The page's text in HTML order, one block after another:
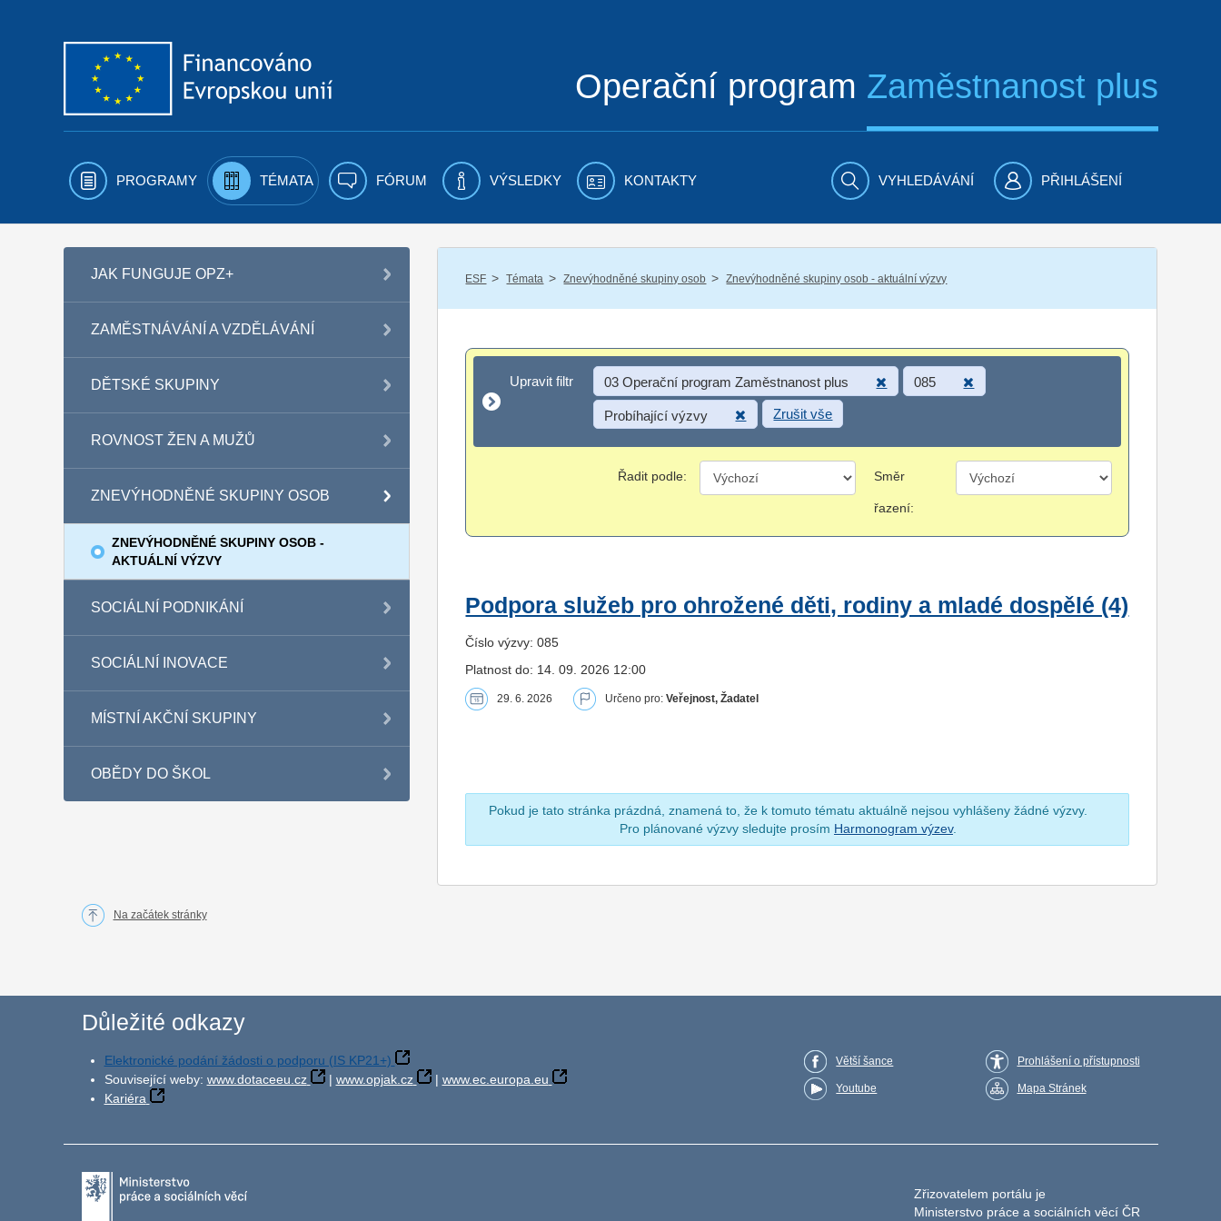
Operační program Zaměstnanost plus
PROGRAMY TÉMATA FÓRUM VÝSLEDKY KONTAKTY VYHLEDÁVÁNÍ PŘIHLÁŠENÍ
JAK FUNGUJE OPZ+
ZAMĚSTNÁVÁNÍ A VZDĚLÁVÁNÍ
DĚTSKÉ SKUPINY
ROVNOST ŽEN A MUŽŮ
ZNEVÝHODNĚNÉ SKUPINY OSOB
ZNEVÝHODNĚNÉ SKUPINY OSOB -
AKTUÁLNÍ VÝZVY
SOCIÁLNÍ PODNIKÁNÍ
SOCIÁLNÍ INOVACE
MÍSTNÍ AKČNÍ SKUPINY
OBĚDY DO ŠKOL
ESF / Témata / Znevýhodněné skupiny osob / Znevýhodněné skupiny osob - aktuální výzvy
Upravit filtr
Upravit filtr 03 Operační program Zaměstnanost plus 085
Probíhající výzvy Zrušit vše
Řadit podle: Směr
řazení:
Podpora služeb pro ohrožené děti, rodiny a mladé dospělé (4)
Číslo výzvy: 085
Platnost do: 14. 09. 2026 12:00
29. 6. 2026 Určeno pro:Veřejnost, Žadatel
Pokud je tato stránka prázdná, znamená to, že k tomuto tématu aktuálně nejsou vyhlášeny žádné výzvy.
Pro plánované výzvy sledujte prosím Harmonogram výzev.
Na začátek stránky
Důležité odkazy
Elektronické podání žádosti o podporu (IS KP21+)
Související weby: www.dotaceeu.cz | www.opjak.cz | www.ec.europa.eu
Kariéra
Větší šance
Youtube
Prohlášení o přístupnosti
Mapa Stránek
Zřizovatelem portálu je
Ministerstvo práce a sociálních věcí ČR